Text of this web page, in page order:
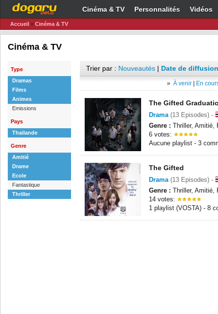
Cinéma & TV Personnalités Vidéos
Accueil » Cinéma & TV
Cinéma & TV
Type
Dramas
Films
Animes
Emissions
Pays
Thaïlande
Genre
Amitié
Drame
Ecole
Fantastique
Thriller
Trier par : Nouveautés | Date de
» À venir En
The Gifted
Drama(13 Episodes) -
Genre : Thriller, Amitié,
6 votes:
Aucune playlist - 3
The Gifted
Drama(13 Episodes) -
Genre : Thriller, Amitié,
14 votes:
1 playlist (VOSTA) - 8